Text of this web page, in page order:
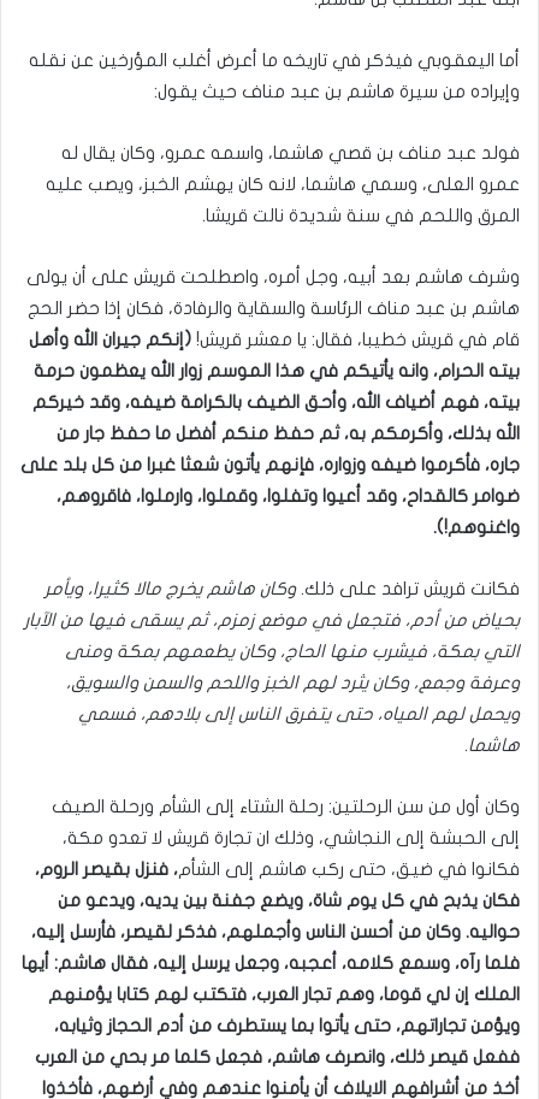
أما اليعقوبي فيذكر في تاريخه ما أعرض أغلب المؤرخين عن نقله
وإيراده من سيرة هاشم بن عبد مناف حيث يقول:
فولد عبد مناف بن قصي هاشما، واسمه عمرو، وكان يقال له
عمرو العلى، وسمي هاشما، لانه كان يهشم الخبز، ويصب عليه
المرق واللحم في سنة شديدة نالت قريشا.
وشرف هاشم بعد أبيه، وجل أمره، واصطلحت قريش على أن يولى
هاشم بن عبد مناف الرئاسة والسقاية والرفادة، فكان إذا حضر الحج
قام في قريش خطيبا، فقال: يا معشر قريش! (إنكم جيران الله وأهل
بيته الحرام، وانه يأتيكم في هذا الموسم زوار الله يعظمون حرمة
بيته، فهم أضياف الله، وأحق الضيف بالكرامة ضيفه، وقد خيركم
الله بذلك، وأكرمكم به، ثم حفظ منكم أفضل ما حفظ جار من
جاره، فأكرموا ضيفه وزواره، فإنهم يأتون شعثا غبرا من كل بلد على
ضوامر كالقداح، وقد أعيوا وتفلوا، وقملوا، وارملوا، فاقروهم،
واغنوهم!).
فكانت قريش ترافد على ذلك.وكان هاشم يخرج مالا كثيرا، ويأمر
بحياض من أدم، فتجعل في موضع زمزم، ثم يسقى فيها من الآبار
التي بمكة، فيشرب منها الحاج، وكان يطعمهم بمكة ومنى
وعرفة وجمع، وكان يثرد لهم الخبز واللحم والسمن والسويق،
ويحمل لهم المياه، حتى يتفرق الناس إلى بلادهم، فسمي
هاشما.
وكان أول من سن الرحلتين: رحلة الشتاء إلى الشأم ورحلة الصيف
إلى الحبشة إلى النجاشي، وذلك ان تجارة قريش لا تعدو مكة،
فكانوا في ضيق، حتى ركب هاشم إلى الشأم، فنزل بقيصر الروم،
فكان يذبح في كل يوم شاة، ويضع جفنة بين يديه، ويدعو من
حواليه. وكان من أحسن الناس وأجملهم، فذكر لقيصر، فأرسل إليه،
فلما رآه، وسمع كلامه، أعجبه، وجعل يرسل إليه، فقال هاشم: أيها
الملك إن لي قوما، وهم تجار العرب، فتكتب لهم كتابا يؤمنهم
ويؤمن تجاراتهم، حتى يأتوا بما يستطرف من أدم الحجاز وثيابه،
ففعل قيصر ذلك، وانصرف هاشم، فجعل كلما مر بحي من العرب
أخذ من أشرافهم الايلاف أن يأمنوا عندهم وفي أرضهم، فأخذوا